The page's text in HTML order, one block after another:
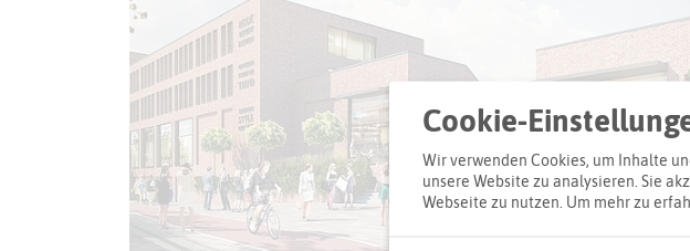
Cookie-
Wir verwenden Cookies, um Inhalte
unsere Website zu analysieren. Sie
Webseite zu nutzen. Um mehr zu